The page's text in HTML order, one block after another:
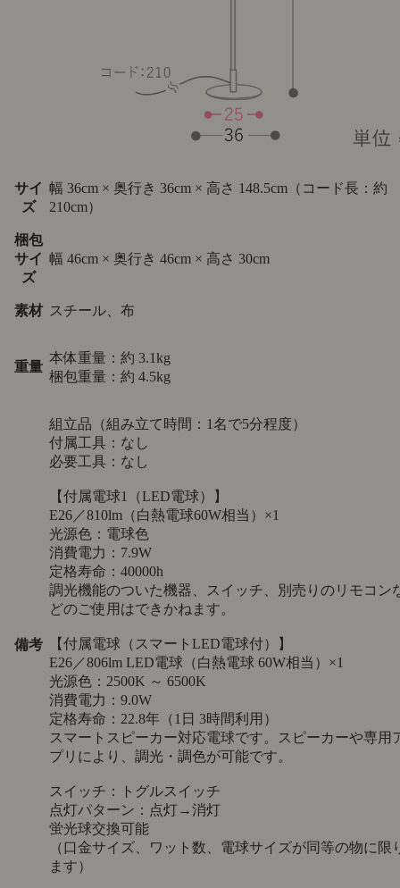
サイ
ズ
幅 36cm × 奥行き 36cm × 高さ 148.5cm（コード長：約
210cm）
梱包
サイ
ズ
幅 46cm × 奥行き 46cm × 高さ 30cm
素材 スチール、布
重量
本体重量：約 3.1kg
梱包重量：約 4.5kg
備考
組立品（組み立て時間：1名で5分程度）
付属工具：なし
必要工具：なし
【付属電球1（LED電球）】
E26／810lm（白熱電球60W相当）×1
光源色：電球色
消費電力：7.9W
定格寿命：40000h
調光機能のついた機器、スイッチ、別売りのリモコン
どのご使用はできかねます。
【付属電球（スマートLED電球付）】
E26／806lm LED電球（白熱電球 60W相当）×1
光源色：2500K ～ 6500K
消費電力：9.0W
定格寿命：22.8年（1日 3時間利用）
スマートスピーカー対応電球です。スピーカーや専用
プリにより、調光・調色が可能です。
スイッチ：トグルスイッチ
点灯パターン：点灯→消灯
蛍光球交換可能
（口金サイズ、ワット数、電球サイズが同等の物に限
ます）